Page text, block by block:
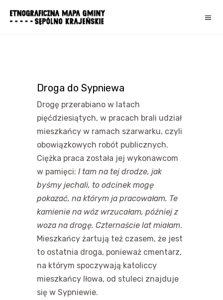
Droga do Sypniewa
Drogę przerabiano w latach
pięćdziesiątych, w pracach brali udział
mieszkańcy w ramach szarwarku, czyli
obowiązkowych robót publicznych.
Ciężka praca została jej wykonawcom
w pamięci: I tam na tej drodze, jak
byśmy jechali, to odcinek mogę
pokazać, na którym ja pracowałam. Te
kamienie na wóz wrzucałam, później z
woza na drogę. Czternaście lat miałam.
Mieszkańcy żartują też czasem, że jest
to ostatnia droga, ponieważ cmentarz,
na którym spoczywają katoliccy
mieszkańcy Iłowa, od stuleci znajduje
się w Sypniewie.